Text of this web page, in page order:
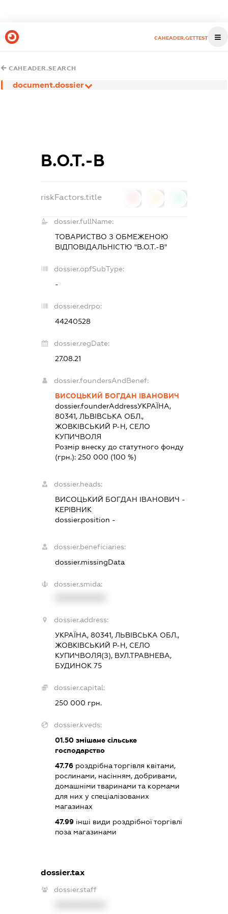
CAHEADER.GETTEST
CAHEADER.SEARCH
document.dossier
В.О.Т.-В
riskFactors.title
dossier.fullName:
ТОВАРИСТВО З ОБМЕЖЕНОЮ
ВІДПОВІДАЛЬНІСТЮ "В.О.Т.-В"
dossier.opfSubType:
-
dossier.edrpo:
44240528
dossier.regDate:
27.08.21
dossier.foundersAndBenef:
ВИСОЦЬКИЙ БОГДАН ІВАНОВИЧ
dossier.founderAddressУКРАЇНА,
80341, ЛЬВІВСЬКА ОБЛ.,
ЖОВКІВСЬКИЙ Р-Н, СЕЛО
КУПИЧВОЛЯ
Розмір внеску до статутного фонду
(грн.): 250 000 (100 %)
dossier.heads:
ВИСОЦЬКИЙ БОГДАН ІВАНОВИЧ -
КЕРІВНИК
dossier.position -
dossier.beneficiaries:
dossier.missingData
dossier.smida:
dossier.address:
УКРАЇНА, 80341, ЛЬВІВСЬКА ОБЛ.,
ЖОВКІВСЬКИЙ Р-Н, СЕЛО
КУПИЧВОЛЯ(З), ВУЛ.ТРАВНЕВА,
БУДИНОК 75
dossier.capital:
250 000 грн.
dossier.kveds:
01.50змішане сільське
господарство
47.76роздрібна торгівля квітами,
рослинами, насінням, добривами,
домашніми тваринами та кормами
для них у спеціалізованих
магазинах
47.99інші види роздрібної торгівлі
поза магазинами
dossier.tax
dossier.staff